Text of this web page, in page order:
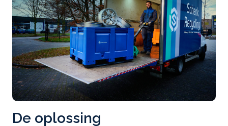
De oplossing